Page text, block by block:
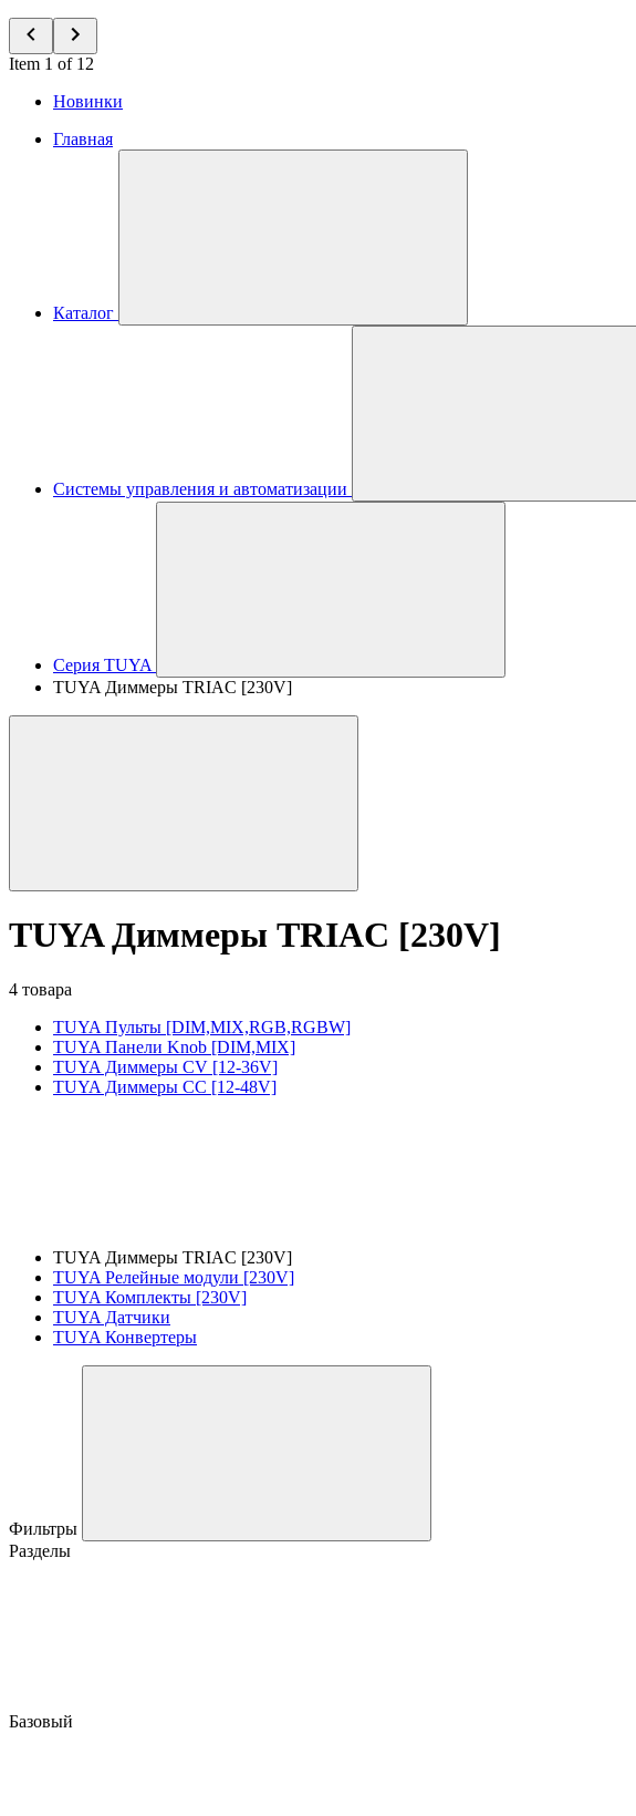
Item 1 of 12
Новинки
Главная
Каталог
Системы управления и автоматизации
Серия TUYA
TUYA Диммеры TRIAC [230V]
TUYA Диммеры TRIAC [230V]
4 товара
TUYA Пульты [DIM,MIX,RGB,RGBW]
TUYA Панели Knob [DIM,MIX]
TUYA Диммеры CV [12-36V]
TUYA Диммеры CC [12-48V]
TUYA Диммеры TRIAC [230V]
TUYA Релейные модули [230V]
TUYA Комплекты [230V]
TUYA Датчики
TUYA Конвертеры
Фильтры
Разделы
Базовый